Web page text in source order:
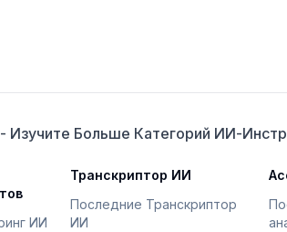
Изучите Больше Категорий ИИ-
ИИ
Транскриптор ИИ
Последние Транскриптор
ИИ